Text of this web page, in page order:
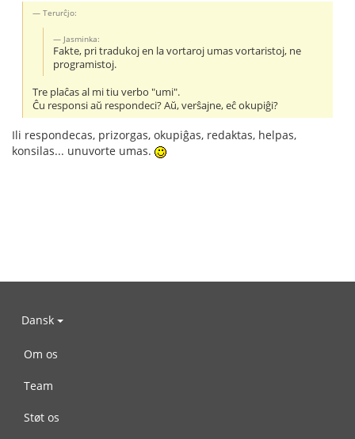
Terurĉjo:
Jasminka:
Fakte, pri tradukoj en la vortaroj umas vortaristoj, ne
programistoj.
Tre plaĉas al mi tiu verbo "umi".
Ĉu responsi aŭ respondeci? Aŭ, verŝajne, eĉ okupiĝi?
Ili respondecas, prizorgas, okupiĝas, redaktas, helpas,
konsilas... unuvorte umas.
Dansk
Om os
Team
Støt os